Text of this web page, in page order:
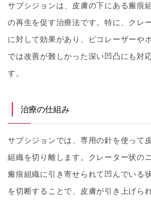
サブシジョンは、皮膚の下にある瘢痕
の再生を促す治療法です。特に、クレ
に対して効果があり、ピコレーザーや
では改善が難しかった深い凹凸にも対
す。
治療の仕組み
サブシジョンでは、専用の針を使って
組織を切り離します。クレーター状の
瘢痕組織に引き寄せられて凹んでいる
を切断することで、皮膚が引き上げら